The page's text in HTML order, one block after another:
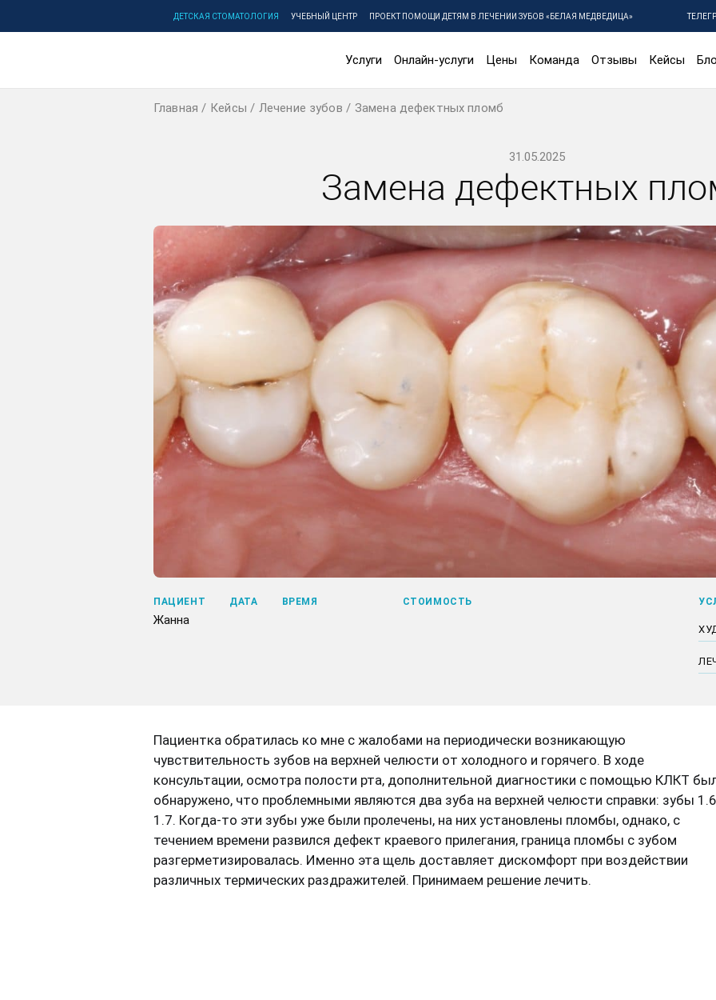
ДЕТСКАЯ СТОМАТОЛОГИЯ УЧЕБНЫЙ ЦЕНТР ПРОЕКТ ПОМОЩИ ДЕТЯМ В ЛЕЧЕНИИ ЗУБОВ «БЕЛАЯ МЕДВЕДИЦА»
Услуги Онлайн-услуги Цены Команда Отзывы Кейсы
Главная Кейсы Лечение зубов Замена дефектных пломб
31.05.2025
Замена дефектных
ПАЦИЕНТ
Жанна
ДАТА ВРЕМЯ СТОИМОСТЬ
Пациентка обратилась ко мне с жалобами на периодически возникающую
чувствительность зубов на верхней челюсти от холодного и горячего. В ходе
консультации, осмотра полости рта, дополнительной диагностики с помощью КЛКТ
обнаружено, что проблемными являются два зуба на верхней челюсти справки: зубы
1.7. Когда-то эти зубы уже были пролечены, на них установлены пломбы, однако, с
течением времени развился дефект краевого прилегания, граница пломбы с зубом
разгерметизировалась. Именно эта щель доставляет дискомфорт при воздействии
различных термических раздражителей. Принимаем решение лечить.